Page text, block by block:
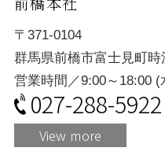
〒371-0104
群馬県前橋市富士見町時
営業時間／9:00～18:00 (
027-288-5922
View more